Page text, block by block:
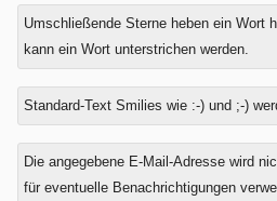
Umschließende Sterne heben ein Wort
kann ein Wort unterstrichen werden.
Standard-Text Smilies wie :-) und ;-)
Was
ist
Die angegebene E-Mail-Adresse wird
für eventuelle Benachrichtigungen